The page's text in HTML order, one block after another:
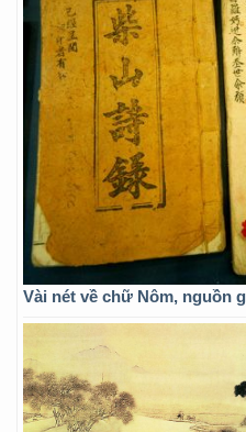
Vài nét về chữ Nôm, nguồn